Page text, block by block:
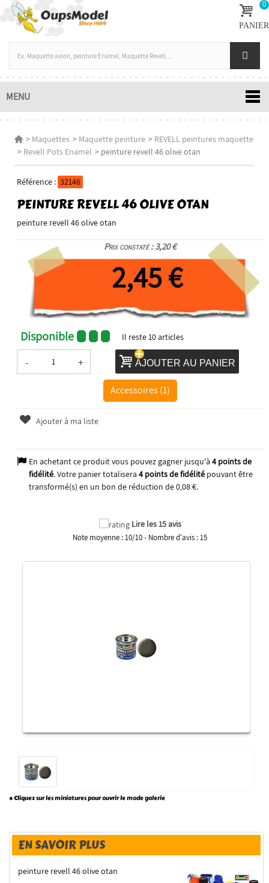
0
PANIER
MENU
> Maquettes > Maquette peinture > REVELL peintures maquette
> Revell Pots Enamel > peinture revell 46 olive otan
Référence : 32146
PEINTURE REVELL 46 OLIVE OTAN
peinture revell 46 olive otan
Prix constaté : 3,20 €
2,45 €
Disponible Il reste10articles
- + AJOUTER AU PANIER
Accessoires (1)
Ajouter à ma liste
En achetant ce produit vous pouvez gagner jusqu'à 4points de
fidélité. Votre panier totalisera 4points de fidélitépouvant être
transformé(s) en un bon de réduction de0,08 €.
Lire les 15 avis
Note moyenne :10/10- Nombre d'avis :15
* Cliquez sur les miniatures pour ouvrir le mode galerie
EN SAVOIR PLUS
peinture revell 46 olive otan